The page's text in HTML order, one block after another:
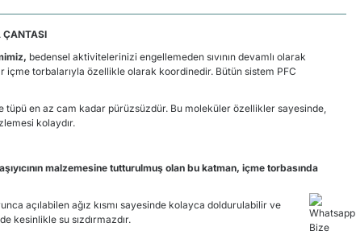
ÇANTASI
bedensel aktivitelerinizi engellemeden sıvının devamlı olarak
içme torbalarıyla özellikle olarak koordinedir. Bütün sistem PFC
tüpü en az cam kadar pürüzsüzdür. Bu moleküler özellikler sayesinde,
kolaydır.
malzemesine tutturulmuş olan bu katman, içme torbasında
açılabilen ağız kısmı sayesinde kolayca doldurulabilir ve
kesinlikle su sızdırmazdır.